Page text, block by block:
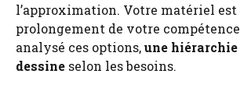
l’approximation. Votre matériel est
prolongement de votre
analysé ces options,une
dessine selon les besoins.